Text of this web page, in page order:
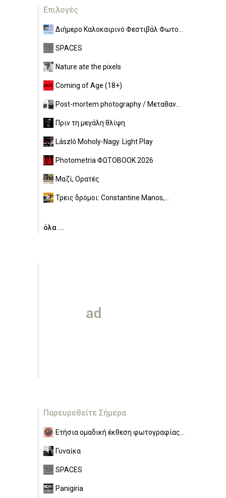
Επιλογές
Διήμερο Καλοκαιρινό Φεστιβάλ Φωτο...
SPACES
Nature ate the pixels
Coming of Age (18+)
Post-mortem photography / Μεταθαν...
Πριν τη μεγάλη θλίψη
László Moholy-Nagy. Light Play
Photometria ΦΩΤΟBOOK 2026
Μαζί, Ορατές
Τρεις δρόμοι: Constantine Manos,...
όλα ...
Παρευρεθείτε Σήμερα
Ετήσια ομαδική έκθεση φωτογραφίας...
Γυναίκα
SPACES
Panigiria